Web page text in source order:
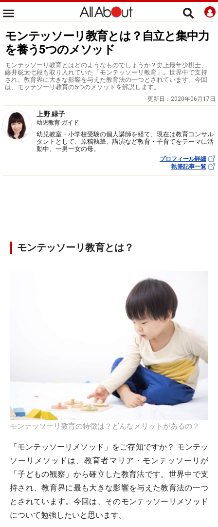
モンテッソーリ教育とは？自立と集中力
を養う5つのメソッド
モンテッソーリ教育とはどのようなものでしょうか？史上最年少棋士、
藤井聡太七段も取り入れていた「モンテッソーリ教育」。世界中で支持
され、教育界に大きな影響を与えた教育法の一つとされています。今回
は、モッテソーリ教育の5つのメソッドを解説します。
更新日： 2020年06月17日
上野 緑子
幼児教育 ガイド
幼児教室・小学校受験の個人講師を経て、現在は教育コンサル
タントとして、原稿執筆、講演など教育・子育てをテーマに活
動中。一男一女の母。
プロフィール詳細
執筆記事一覧
モンテッソーリ教育とは？
モンテッソーリ教育の特徴は？どんなメリットがあるの？
「モンテッソーリメソッド」をご存知ですか？ モンテッ
ソーリメソッドは、教育者マリア・モンテッソーリが
「子どもの観察」から確立した教育法です。世界中で支
持され、教育界に最も大きな影響を与えた教育法の一つ
とされています。今回は、そのモンテッソーリメソッド
について勉強したいと思います。